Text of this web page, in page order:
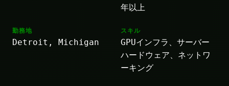
年以上
勤務地
Detroit, Michigan
スキル
GPUインフラ、サーバー
ハードウェア、ネットワ
ーキング